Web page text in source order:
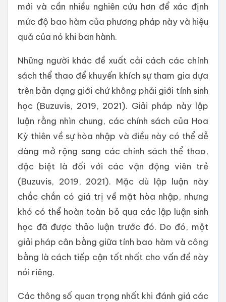
mới và cần nhiều nghiên cứu hơn để xác định
mức độ bao hàm của phương pháp này và hiệu
quả của nó khi ban hành.
Những người khác đề xuất cải cách các chính
sách thể thao để khuyến khích sự tham gia dựa
trên bản dạng giới chứ không phải giới tính sinh
học (Buzuvis, 2019, 2021). Giải pháp này lập
luận rằng nhìn chung, các chính sách của Hoa
Kỳ thiên về sự hòa nhập và điều này có thể dễ
dàng mở rộng sang các chính sách thể thao,
đặc biệt là đối với các vận động viên trẻ
(Buzuvis, 2019, 2021). Mặc dù lập luận này
chắc chắn có giá trị về mặt hòa nhập, nhưng
khó có thể hoàn toàn bỏ qua các lập luận sinh
học đã được thảo luận trước đó. Do đó, một
giải pháp cân bằng giữa tính bao hàm và công
bằng là cách tiếp cận tốt nhất cho vấn đề này
nói riêng.
Các thông số quan trọng nhất khi đánh giá các